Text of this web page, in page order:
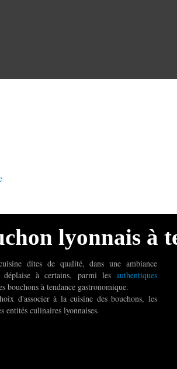
lyonnais à
dites de qualité, dans une ambiance
à certains, parmi les authentiques
bouchons à tendance gastronomique.
d'associer à la cuisine des bouchons, les
entités culinaires lyonnaises.